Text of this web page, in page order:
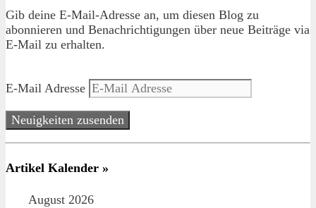
Gib deine E-Mail-Adresse an, um diesen Blog zu
abonnieren und Benachrichtigungen über neue Beiträge via
E-Mail zu erhalten.
E-Mail Adresse
Neuigkeiten zusenden
Artikel Kalender »
August 2026